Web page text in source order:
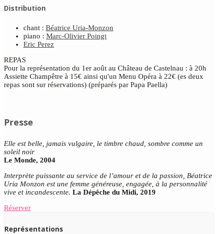
Distribution
chant : Béatrice Uria-Monzon
piano : Marc-Olivier Poingt
Eric Perez
REPAS
Pour la représentation du 1er août au Château de Castelnau : à 20h
Assiette Champêtre à 15€ ainsi qu'un Menu Opéra à 22€ (es deux
repas sont sur réservations) (préparés par Papa Paella)
Presse
Elle est belle, jamais vulgaire, le timbre chaud, sombre comme un
soleil noir
Le Monde, 2004
Interprète puissante au service de l’amour et de la passion, Béatrice
Uria Monzon est une femme généreuse, engagée, à la personnalité
vive et incandescente. La Dépêche du Midi, 2019
Réserver
Représentations